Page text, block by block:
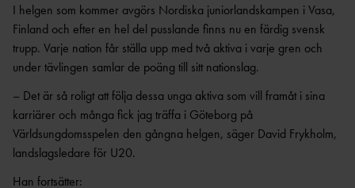
ANTIDOPING
UTBILDNING
AR
MEDICINSK
DISPENS
VISTELSERAPPORTERI
TÄVLINGAR FÖR
BARN
TÄVLINGAR FÖR
UNGDOM
SVENSKA MÄSTERSKAP
SM-TÄVLINGAR OCH
SVENSKA
VÄRLDSÅRSBÄSTAN
NCAA – AMERIKANSKA
UNIVERSITETSMÄSTERSKAPEN
GP-
FINALEN
ATEA
FRIIDROTTSGALAN
I helgen som kommer avgörs Nordiska juniorlandskampen i Vasa,
Finland och efter en hel del pusslande finns nu en färdig svensk
trupp. Varje nation får ställa upp med två aktiva i varje gren och
under tävlingen samlar de poäng till sitt nationslag.
– Det är så roligt att följa dessa unga aktiva som vill framåt i sina
karriärer och många fick jag träffa i Göteborg på
Världsungdomsspelen den gångna helgen, säger David Frykholm,
landslagsledare för U20.
Han fortsätter: